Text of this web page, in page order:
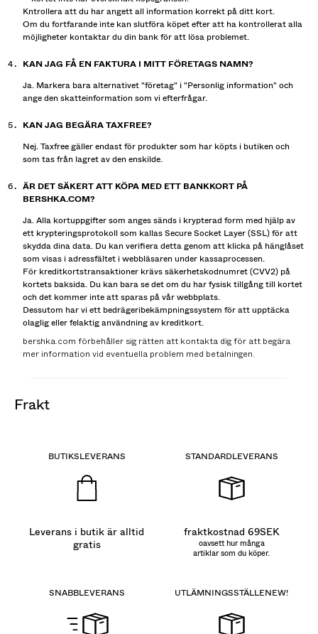
Kntrollera att du har angett all information korrekt på ditt kort.
Om du fortfarande inte kan slutföra köpet efter att ha kontrollerat alla
möjligheter kontaktar du din bank för att lösa problemet.
KAN JAG FÅ EN FAKTURA I MITT FÖRETAGS NAMN?
Ja. Markera bara alternativet "företag" i "Personlig information" och
ange den skatteinformation som vi efterfrågar.
KAN JAG BEGÄRA TAXFREE?
Nej. Taxfree gäller endast för produkter som har köpts i butiken och
som tas från lagret av den enskilde.
ÄR DET SÄKERT ATT KÖPA MED ETT BANKKORT PÅ
BERSHKA.COM?
Ja. Alla kortuppgifter som anges sänds i krypterad form med hjälp av
ett krypteringsprotokoll som kallas Secure Socket Layer (SSL) för att
skydda dina data. Du kan verifiera detta genom att klicka på hänglåset
som visas i adressfältet i webbläsaren under kassaprocessen.
För kreditkortstransaktioner krävs säkerhetskodnumret (CVV2) på
kortets baksida. Du kan bara se det om du har fysisk tillgång till kortet
och det kommer inte att sparas på vår webbplats.
Dessutom har vi ett bedrägeribekämpningssystem för att upptäcka
olaglig eller felaktig användning av kreditkort.
bershka.com förbehåller sig rätten att kontakta dig för att begära
mer information vid eventuella problem med betalningen.
frakt
BUTIKSLEVERANS
Leverans i butik är alltid
gratis
STANDARDLEVERANS
fraktkostnad 69SEK
oavsett hur många
artiklar som du köper.
SNABBLEVERANS UTLÄMNINGSSTÄLLENEW!